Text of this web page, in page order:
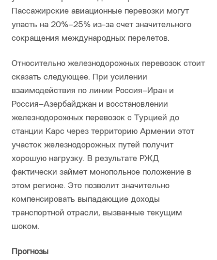
Пассажирские авиационные перевозки могут
упасть на 20%–25% из-за счет значительного
сокращения международных перелетов.
Относительно железнодорожных перевозок стоит
сказать следующее. При усилении
взаимодействия по линии Россия–Иран и
Россия–Азербайджан и восстановлении
железнодорожных перевозок с Турцией до
станции Карс через территорию Армении этот
участок железнодорожных путей получит
хорошую нагрузку. В результате РЖД
фактически займет монопольное положение в
этом регионе. Это позволит значительно
компенсировать выпадающие доходы
транспортной отрасли, вызванные текущим
шоком.
Прогнозы